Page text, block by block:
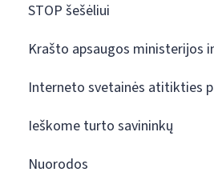
STOP šešėliui
Krašto apsaugos ministerijos
Interneto svetainės atitikties
Ieškome turto savininkų
Nuorodos